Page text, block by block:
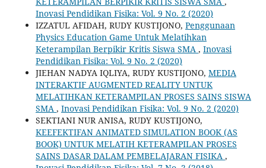
Inovasi Pendidikan Fisika: Vol. 9 No. 2 (2020)
IZZATUL AFIDAH, RUDY KUSTIJONO, Penggunaan
Physics Education Game Untuk Melatihkan
Keterampilan Berpikir Kritis Siswa SMA , Inovasi
Pendidikan Fisika: Vol. 9 No. 2 (2020)
JIEHAN NADYA IQLIYA, RUDY KUSTIJONO, MEDIA
INTERAKTIF AUGMENTED REALITY UNTUK
MELATIHKAN KETERAMPILAN PROSES SAINS SISWA
SMA , Inovasi Pendidikan Fisika: Vol. 9 No. 2 (2020)
SEKTIANI NUR ANISA, RUDY KUSTIJONO,
KEEFEKTIFAN ANIMATED SIMULATION BOOK (AS
BOOK) UNTUK MELATIH KETERAMPILAN PROSES
SAINS DASAR DALAM PEMBELAJARAN FISIKA ,